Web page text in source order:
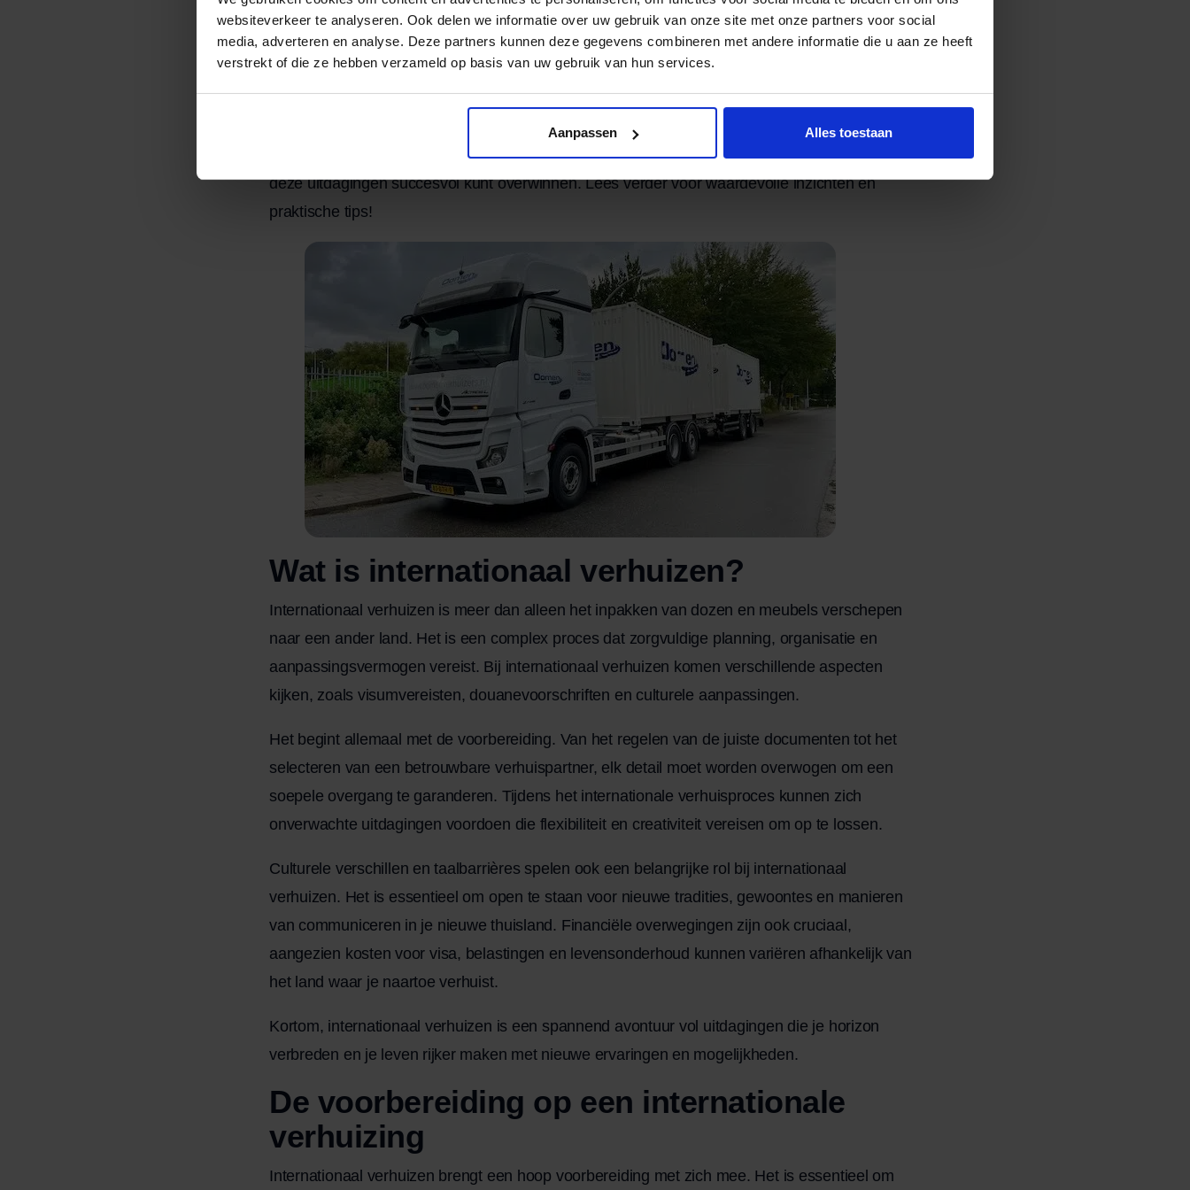
websiteverkeer te analyseren. Ook delen we informatie over uw gebruik van onze site met onze partners voor social
media, adverteren en analyse. Deze partners kunnen deze gegevens combineren met andere informatie die u aan ze heeft
verstrekt of die ze hebben verzameld op basis van uw gebruik van hun services.
Aanpassen Alles toestaan
verhuizen en hoe deze aan te pakken
Verhuizen naar een ander land brengt opwinding en nieuwe avonturen met zich mee, maar het
is ook een proces vol uitdagingen. Van de voorbereiding tot het omgaan met culturele
verschillen, internationaal verhuizen vereist zorgvuldige planning en aanpassingsvermogen. In
deze blog bespreken we de verschillende aspecten vaninternationaal verhuizenen hoe je
deze uitdagingen succesvol kunt overwinnen. Lees verder voor waardevolle inzichten en
praktische tips!
Wat is internationaal verhuizen?
Internationaal verhuizen is meer dan alleen het inpakken van dozen en meubels verschepen
naar een ander land. Het is een complex proces dat zorgvuldige planning, organisatie en
aanpassingsvermogen vereist. Bij internationaal verhuizen komen verschillende aspecten
kijken, zoals visumvereisten, douanevoorschriften en culturele aanpassingen.
Het begint allemaal met de voorbereiding. Van het regelen van de juiste documenten tot het
selecteren van een betrouwbare verhuispartner, elk detail moet worden overwogen om een
soepele overgang te garanderen. Tijdens het internationale verhuisproces kunnen zich
onverwachte uitdagingen voordoen die flexibiliteit en creativiteit vereisen om op te lossen.
Culturele verschillen en taalbarrières spelen ook een belangrijke rol bij internationaal
verhuizen. Het is essentieel om open te staan voor nieuwe tradities, gewoontes en manieren
van communiceren in je nieuwe thuisland. Financiële overwegingen zijn ook cruciaal,
aangezien kosten voor visa, belastingen en levensonderhoud kunnen variëren afhankelijk van
het land waar je naartoe verhuist.
Kortom, internationaal verhuizen is een spannend avontuur vol uitdagingen die je horizon
verbreden en je leven rijker maken met nieuwe ervaringen en mogelijkheden.
De voorbereiding op een internationale
verhuizing
Internationaal verhuizen brengt een hoop voorbereiding met zich mee. Het is essentieel om